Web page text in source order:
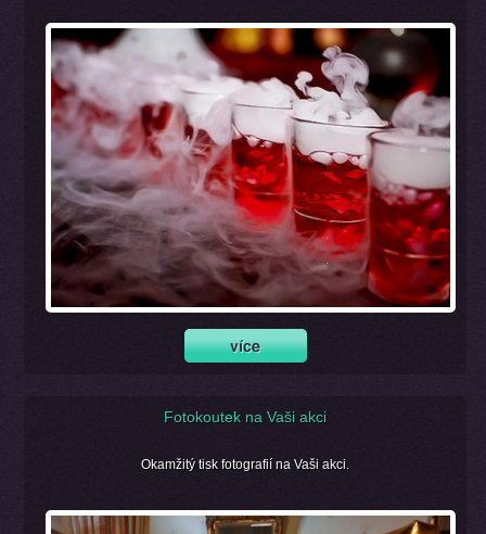
Fotokoutek na Vaši akci
Okamžitý tisk fotografií na Vaši akci.